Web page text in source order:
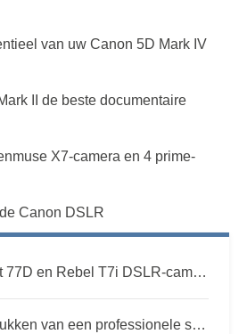
van uw Canon 5D Mark IV
II de beste documentaire
X7-camera en 4 prime-
Canon DSLR
Canon kondigt 77D en Rebel T7i DSLR-camera's aan met verbeterde autofocus
De eerste indrukken van een professionele sportfotograaf van de Canon 1D X Mark III